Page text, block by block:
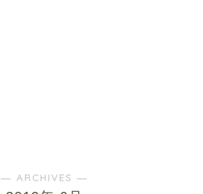
― ARCHIVES ―